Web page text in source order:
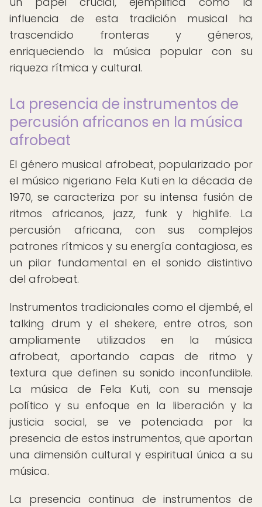
influencia de esta tradición musical ha
trascendido fronteras y géneros,
enriqueciendo la música popular con su
riqueza rítmica y cultural.
La presencia de instrumentos de
percusión africanos en la música
afrobeat
El género musical afrobeat, popularizado por
el músico nigeriano Fela Kuti en la década de
1970, se caracteriza por su intensa fusión de
ritmos africanos, jazz, funk y highlife. La
percusión africana, con sus complejos
patrones rítmicos y su energía contagiosa, es
un pilar fundamental en el sonido distintivo
del afrobeat.
Instrumentos tradicionales como el djembé, el
talking drum y el shekere, entre otros, son
ampliamente utilizados en la música
afrobeat, aportando capas de ritmo y
textura que definen su sonido inconfundible.
La música de Fela Kuti, con su mensaje
político y su enfoque en la liberación y la
justicia social, se ve potenciada por la
presencia de estos instrumentos, que aportan
una dimensión cultural y espiritual única a su
música.
La presencia continua de instrumentos de